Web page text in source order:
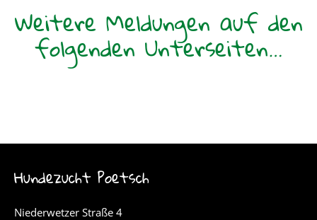
Weitere Meldungen auf den
folgenden Unterseiten…
Hundezucht Poetsch
Niederwetzer Straße 4